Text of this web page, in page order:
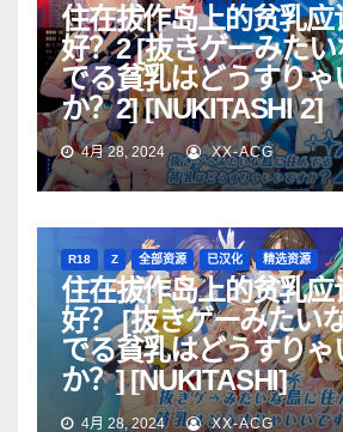
住在拔作岛上的贫乳应
好？2 [抜きゲーみた
でる貧乳はどうすりゃ
か？2] [NUKITASHI 2]
4月 28, 2024 XX-ACG
R18 Z 全部资源 已汉化 精选资源
住在拔作岛上的贫乳应
好？ [抜きゲーみたい
でる貧乳はどうすりゃ
か？] [NUKITASHI]
4月 28, 2024 XX-ACG